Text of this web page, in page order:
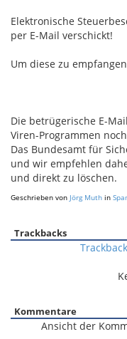
Elektronische
per E-Mail verschickt!
Um diese zu
Die betrügerische E-
Viren-Programmen
Das Bundesamt für
und wir empfehlen
und direkt zu löschen.
Geschrieben von Jörg Muth in
Trackbacks
Kommentare
Ansicht der